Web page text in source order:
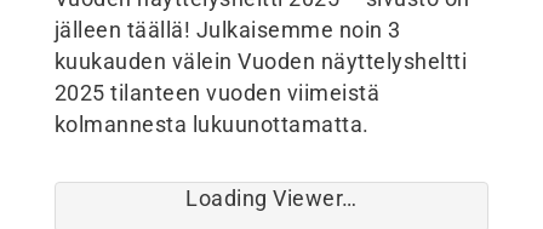
jälleen täällä! Julkaisemme noin 3
kuukauden välein Vuoden näyttelysheltti
2025 tilanteen vuoden viimeistä
kolmannesta lukuunottamatta.
Loading Viewer…